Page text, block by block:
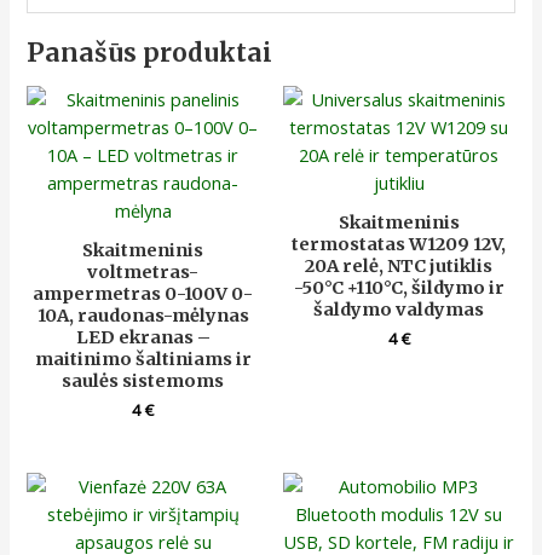
Panašūs produktai
Skaitmeninis
voltmetras-
ampermetras 0-100V 0-
10A, raudonas-mėlynas
LED ekranas –
maitinimo šaltiniams ir
saulės sistemoms
4€
Skaitmeninis
termostatas W1209 12V,
20A relė, NTC jutiklis
-50°C +110°C, šildymo ir
šaldymo valdymas
4€